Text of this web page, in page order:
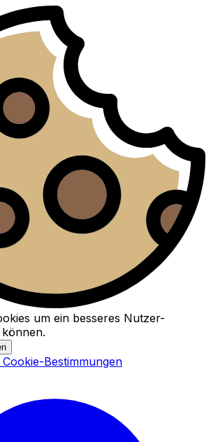
um ein besseres Nutzer-
Bestimmungen